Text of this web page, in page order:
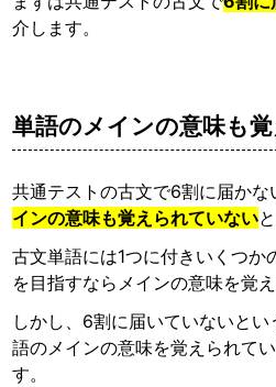
介します。
単語のメインの意味も
共通テストの古文で6割に届かな
インの意味も覚えられていない
古文単語には1つに付きいくつか
を目指すならメインの意味を覚
しかし、6割に届いていないと
語のメインの意味を覚えられて
す。